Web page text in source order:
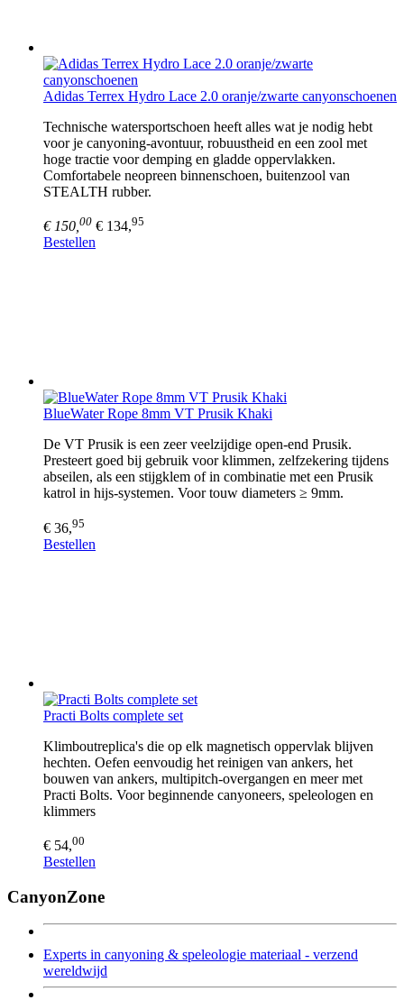
Adidas Terrex Hydro Lace 2.0 oranje/zwarte canyonschoenen
Technische watersportschoen heeft alles wat je nodig hebt
voor je canyoning-avontuur, robuustheid en een zool met
hoge tractie voor demping en gladde oppervlakken.
Comfortabele neopreen binnenschoen, buitenzool van
STEALTH rubber.
€ 150, 00 € 134,95
Bestellen
BlueWater Rope 8mm VT Prusik Khaki
De VT Prusik is een zeer veelzijdige open-end Prusik.
Presteert goed bij gebruik voor klimmen, zelfzekering tijdens
abseilen, als een stijgklem of in combinatie met een Prusik
katrol in hijs-systemen. Voor touw diameters ≥ 9mm.
€ 36,95
Bestellen
Practi Bolts complete set
Klimboutreplica's die op elk magnetisch oppervlak blijven
hechten. Oefen eenvoudig het reinigen van ankers, het
bouwen van ankers, multipitch-overgangen en meer met
Practi Bolts. Voor beginnende canyoneers, speleologen en
klimmers
€ 54,00
Bestellen
CanyonZone
Experts in canyoning & speleologie materiaal - verzend
wereldwijd